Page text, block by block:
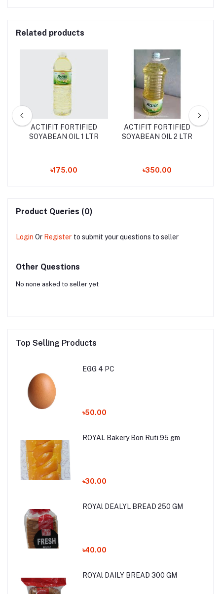
Related products
ACTIFIT FORTIFIED
SOYABEAN OIL 1 LTR
৳175.00
ACTIFIT FORTIFIED
SOYABEAN OIL 2 LTR
৳350.00
Product Queries (0)
Login Or Register to submit your questions to seller
Other Questions
No none asked to seller yet
Top Selling Products
EGG 4 PC
৳50.00
ROYAL Bakery Bon Ruti 95 gm
৳30.00
ROYAl DEALYL BREAD 250 GM
৳40.00
ROYAl DAILY BREAD 300 GM